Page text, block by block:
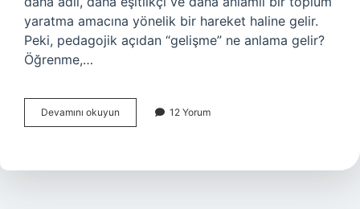
yaratma amacına yönelik bir hareket haline gelir.
Peki, pedagojik açıdan “gelişme” ne anlama gelir?
Öğrenme,…
Devamını okuyun Metinde
gelişme
?
12 Yorum